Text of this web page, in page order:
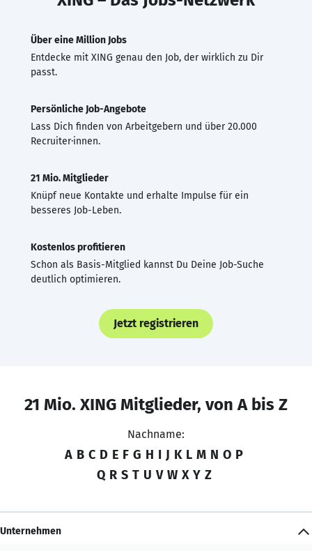
Über eine Million Jobs
Entdecke mit XING genau den Job, der wirklich zu Dir
passt.
Persönliche Job-Angebote
Lass Dich finden von Arbeitgebern und über 20.000
Recruiter·innen.
21 Mio. Mitglieder
Knüpf neue Kontakte und erhalte Impulse für ein
besseres Job-Leben.
Kostenlos profitieren
Schon als Basis-Mitglied kannst Du Deine Job-Suche
deutlich optimieren.
Jetzt registrieren
21 Mio. XING Mitglieder, von A bis Z
Nachname:
A B C D E F G H I J K L M N O P
Q R S T U V W X Y Z
Unternehmen